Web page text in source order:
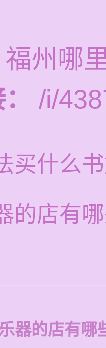
福州哪
/i/
买什么
的店有
器的店有哪